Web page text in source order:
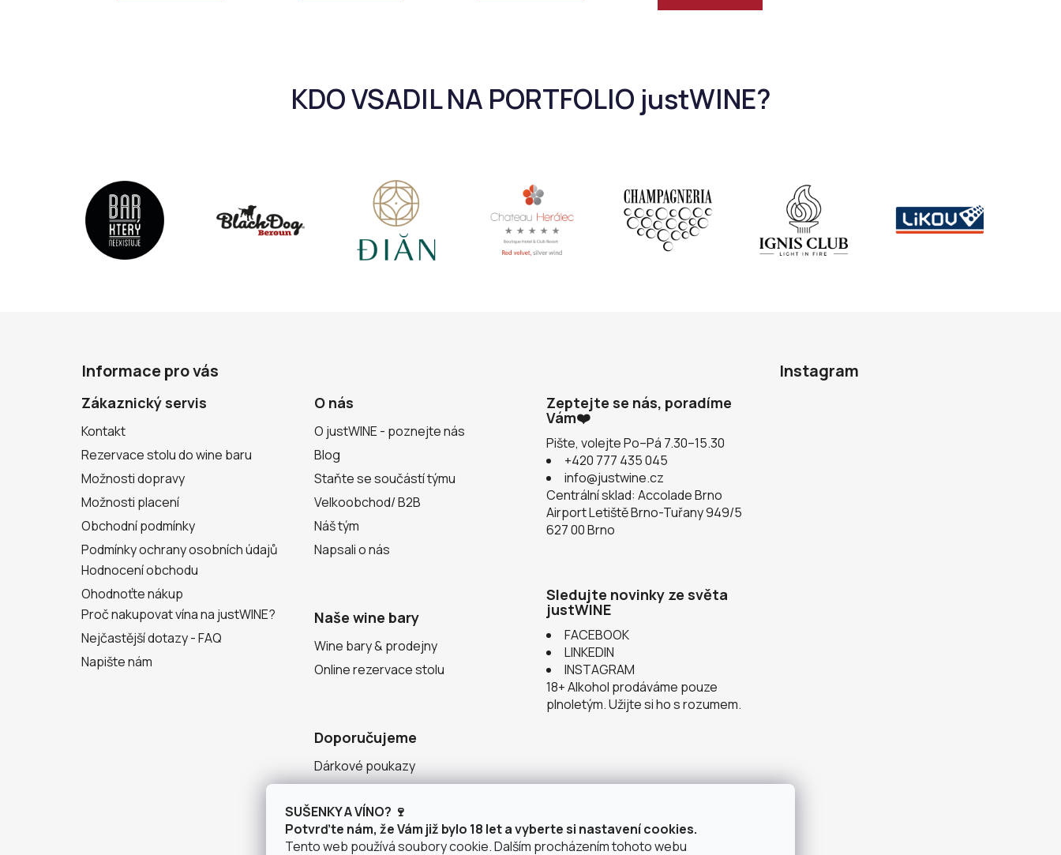
SUŠENKY A VÍNO? 🍷
Potvrďte nám, že Vám již bylo 18 let a vyberte si nastavení cookies.
Tento web používá soubory cookie. Dalším procházením tohoto webu
Informace pro vás
Zákaznický servis
Kontakt
Rezervace stolu do wine baru
Možnosti dopravy
Možnosti placení
Obchodní podmínky
Podmínky ochrany osobních údajů
Hodnocení obchodu
Ohodnoťte nákup
Proč nakupovat vína na justWINE?
Nejčastější dotazy - FAQ
Napište nám
O nás
O justWINE - poznejte nás
Blog
Staňte se součástí týmu
Velkoobchod/ B2B
Náš tým
Napsali o nás
Naše wine bary
Wine bary & prodejny
Online rezervace stolu
Doporučujeme
Dárkové poukazy
Degustace v justWINE
Seznam vinařství
Zeptejte se nás, poradíme
Vám❤️
Pište, volejte Po–Pá 7.30–15.30
+420 777 435 045
info@justwine.cz
Centrální sklad: Accolade Brno
Airport Letiště Brno-Tuřany 949/5
627 00 Brno
Sledujte novinky ze světa
justWINE
FACEBOOK
LINKEDIN
INSTAGRAM
18+ Alkohol prodáváme pouze
plnoletým. Užijte si ho s rozumem.
Instagram